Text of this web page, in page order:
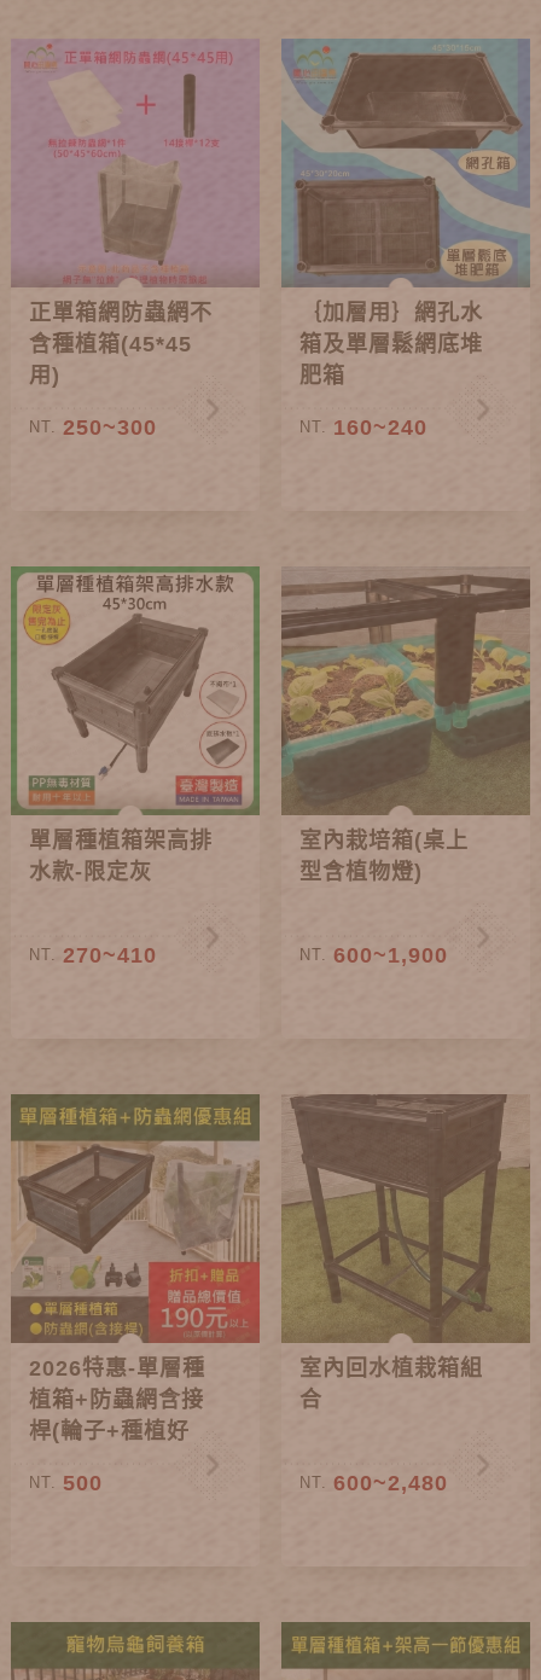
正單箱網防蟲網不
含種植箱(45*45
用)
NT. 250~300
｛加層用｝網孔水
箱及單層鬆網底堆
肥箱
NT. 160~240
單層種植箱架高排
水款-限定灰
NT. 270~410
室內栽培箱(桌上
型含植物燈)
NT. 600~1,900
2026特惠-單層種
植箱+防蟲網含接
桿(輪子+種植好
NT. 500
室內回水植栽箱組
合
NT. 600~2,480